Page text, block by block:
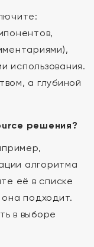
использования.
а глубиной
решения?
алгоритма
её в списке
подходит.
в выборе